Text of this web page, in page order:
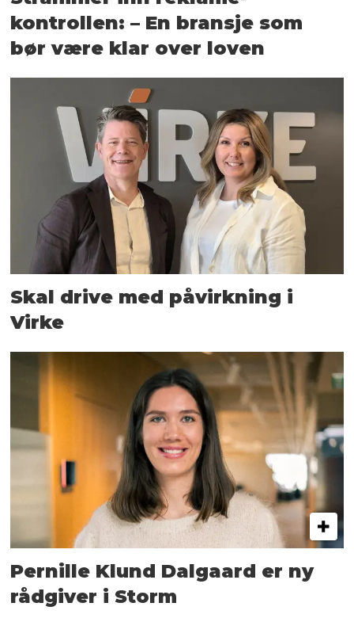
kontrollen: – En bransje som
bør være klar over loven
Skal drive med påvirkning i
Virke
Pernille Klund Dalgaard er ny
rådgiver i Storm